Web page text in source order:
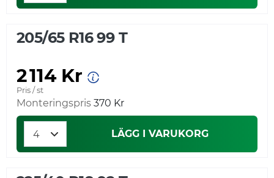
205/65 R16 99 T
2 114 Kr
Pris / st
Monteringspris 370 Kr
LÄGG I VARUKORG